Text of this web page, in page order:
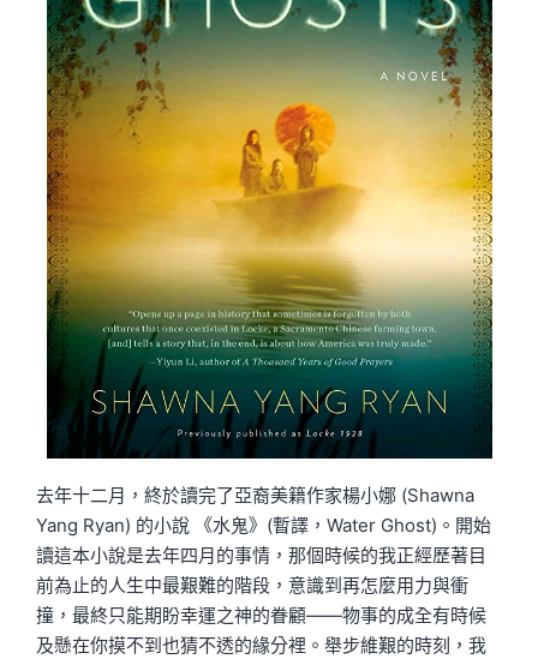
去年十二月，終於讀完了亞裔美籍作家楊小娜 (Shawna
Yang Ryan) 的小說 《水鬼》(暫譯，Water Ghost)。開始
讀這本小說是去年四月的事情，那個時候的我正經歷著目
前為止的人生中最艱難的階段，意識到再怎麼用力與衝
撞，最終只能期盼幸運之神的眷顧——物事的成全有時候
及懸在你摸不到也猜不透的緣分裡。舉步維艱的時刻，我